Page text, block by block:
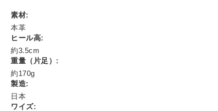
素材:
本革
ヒール高:
約3.5cm
重量（片足）:
約170g
製造:
日本
ワイズ: